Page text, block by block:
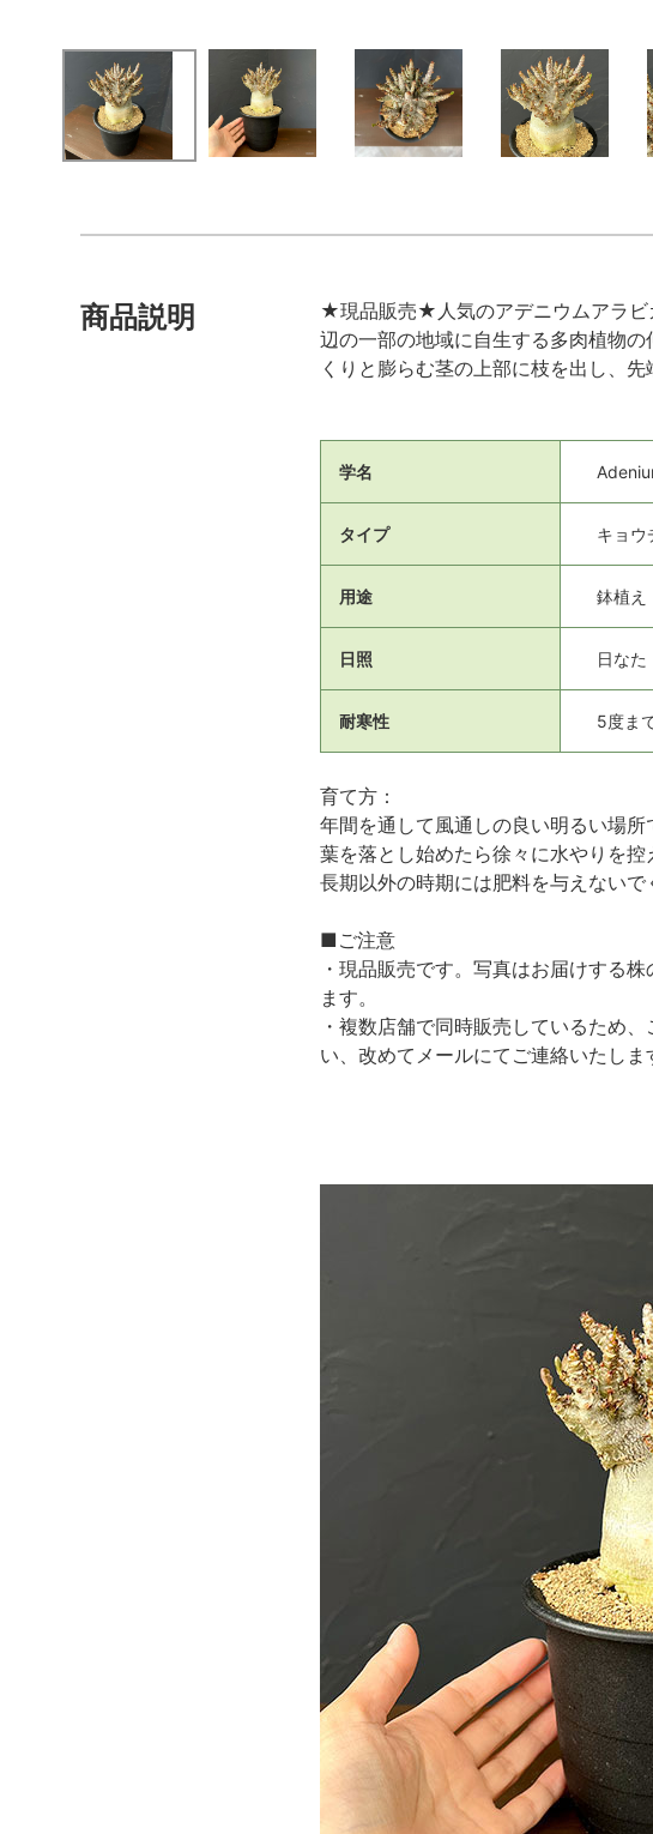
商品説明
★現品販売★人気のアデニウムアラビ
辺の一部の地域に自生する多肉植物
くりと膨らむ茎の上部に枝を出し、
学名
タイプ キョウ
用途 鉢植え
日照 日なた
耐寒性 5度ま
育て方：
年間を通して風通しの良い明るい場
葉を落とし始めたら徐々に水やりを
長期以外の時期には肥料を与えないで
■ご注意
・現品販売です。写真はお届けする
ます。
・複数店舗で同時販売しているため
い、改めてメールにてご連絡いたしま